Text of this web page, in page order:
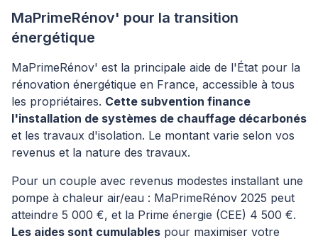
MaPrimeRénov' pour la transition
énergétique
MaPrimeRénov' est la principale aide de l'État pour la
rénovation énergétique en France, accessible à tous
les propriétaires. Cette subvention finance
l'installation de systèmes de chauffage décarbonés
et les travaux d'isolation. Le montant varie selon vos
revenus et la nature des travaux.
Pour un couple avec revenus modestes installant une
pompe à chaleur air/eau : MaPrimeRénov 2025 peut
atteindre 5 000 €, et la Prime énergie (CEE) 4 500 €.
Les aides sont cumulables pour maximiser votre